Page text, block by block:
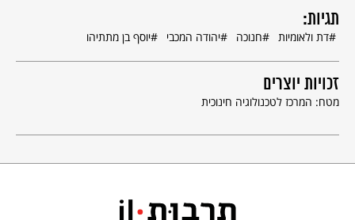
תגיות:
דת ולאומיות חנוכה יהודה המכבי יוסף בן מתתיהו
זכויות יוצרים
מטח: המרכז לטכנולוגיה חינוכית